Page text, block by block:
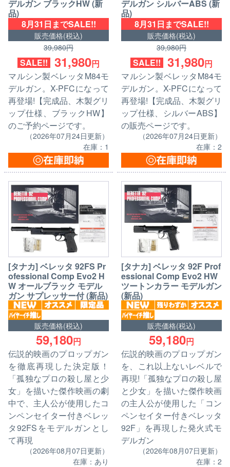
デルガン ブラックHW (新
品)
8月31日までSALE!!
販売価格(税込)
39,980円
SALE!! 31,980円
マルシン製ベレッタM84モ
デルガン。X-PFCになって
再登場!【完成品、木製グリ
ップ仕様、ブラックHW】
のご予約ページです。
（2026年07月24日更新）
在庫：1
デルガン シルバーABS (新
品)
8月31日までSALE!!
販売価格(税込)
39,980円
SALE!! 31,980円
マルシン製ベレッタM84モ
デルガン。X-PFCになって
再登場!【完成品、木製グリ
ップ仕様、シルバーABS】
の販売ページです。
（2026年07月24日更新）
在庫：2
[タナカ] ベレッタ 92FS Pr
ofessional Comp Evo2 H
W オールブラック モデル
ガン サプレッサー付 (新品)
販売価格(税込)
59,180円
伝説的映画のプロップガン
を徹底再現した決定版！
「孤独なプロの殺し屋と少
女」を描いた傑作映画の劇
中で、主人公が使用したコ
ンペンセイター付きベレッ
タ92FSをモデルガンとし
て再現
（2026年08月07日更新）
在庫：あり
[タナカ] ベレッタ 92F Prof
essional Comp Evo2 HW
ツートンカラー モデルガン
(新品)
販売価格(税込)
59,180円
伝説的映画のプロップガン
を、これ以上ないレベルで
再現!「孤独なプロの殺し屋
と少女」を描いた傑作映画
の主人公が使用した「コン
ペンセイター付きベレッタ
92F」を再現した発火式モ
デルガン
（2026年08月07日更新）
在庫：2